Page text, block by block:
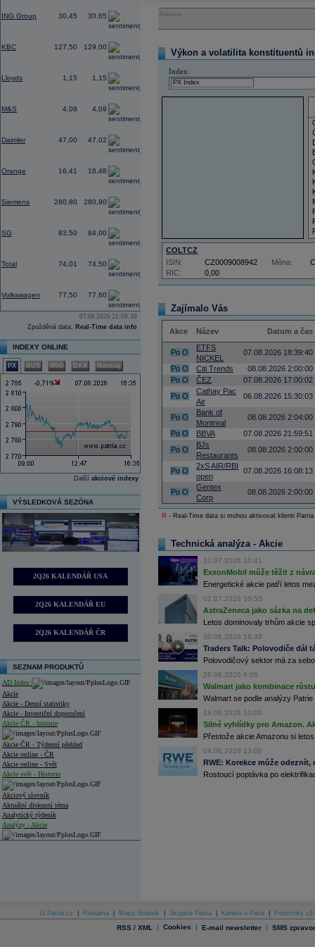
ING Group 30,45 30,65
KBC 127,50 129,00
Lloyds 1,15 1,15
M&S 4,09 4,09
Daimler 47,00 47,02
Orange 16,41 16,48
Siemens 280,80 280,90
SG 83,50 84,00
Total 74,01 74,50
Volkswagen 77,50 77,60
1,18
07.08.2026 21:59:30
Zpožděná data, Real-Time data info
INDEXY ONLINE
PX BUX WIG DAX Nasdaq
Další akciové indexy
VÝSLEDKOVÁ SEZÓNA
2Q26 KALENDÁŘ USA
2Q26 KALENDÁŘ EU
2Q26 KALENDÁŘ ČR
SEZNAM PRODUKTŮ
AD Index
Akcie
Akcie - Denní statistiky
Akcie - Investiční doporučení
Akcie ČR - historie
Akcie ČR - Týdenní přehled
Akcie online - ČR
Akcie online - Svět
Akcie svět - Historie
Akciový slovník
Aktuální diskusní téma
Analytický týdeník
Analýzy - Akcie
Ankety a diskuze
Archiv - Analýzy online
Reklama
Výkon a volatilita konstituentů
Index:
COLTCZ
RIC: 0,00
ISIN: CZ0009008942 Měna:
Zajímalo Vás
Akce Název Datum a čas
Po O
ETFS
NICKEL
07.08.2026 18:39:40
Po O Citi Trends
08.08.2026 2:00:00
Po O ČEZ
07.08.2026 17:00:02
Po O
Cathay Pac
Air
06.08.2026 15:30:03
Po O
Bank of
Montreal
08.08.2026 2:04:00
Po O BBVA
07.08.2026 21:59:51
Po O
BJs
Restaurants
08.08.2026 2:00:00
Po O
2xS AIR/RBI
open
07.08.2026 16:08:13
Po O
Gentex
Corp
08.08.2026 2:00:00
R - Real-Time data si mohou aktivovat klienti
Technická analýza - Akcie
10.07.2026 10:41
ExxonMobil může těžit z
Energetické akcie patří letos
02.07.2026 10:55
AstraZeneca jako sázka na
Letos dominovaly trhům akcie
30.06.2026 16:39
Traders Talk: Polovodiče dál
Polovodičový sektor má za
26.06.2026 6:06
Walmart jako kombinace
Walmart se podle analýzy
18.06.2026 10:00
Silné vyhlídky pro Amazon.
Přestože akcie Amazonu si
04.06.2026 13:06
RWE: Korekce může
Rostoucí poptávka po
O Patria.cz Reklama Mapa Stránek Skupina Patria Kariéra v Patrii Podmínky
RSS / XML | Cookies | E-mail newsletter | SMS